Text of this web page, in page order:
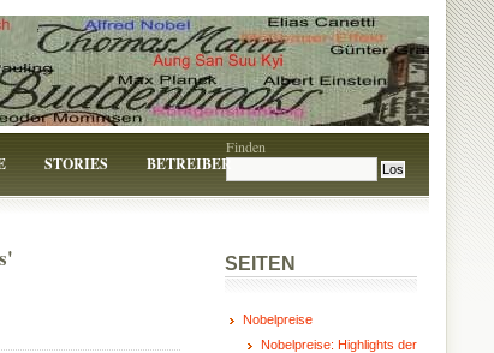
STORIES BETREIBER
Finden
SEITEN
Nobelpreise
Nobelpreise: Highlights der